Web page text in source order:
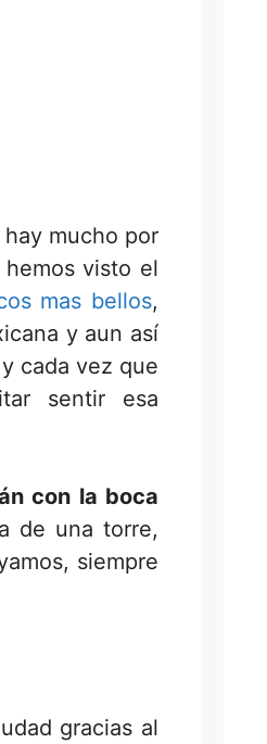
mucho por
hemos visto el
mas bellos,
y aun así
cada vez que
sentir esa
con la boca
de una torre,
siempre
gracias al